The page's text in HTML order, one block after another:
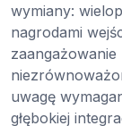
wymiany:
nagrodami
uwagę
głębokiej